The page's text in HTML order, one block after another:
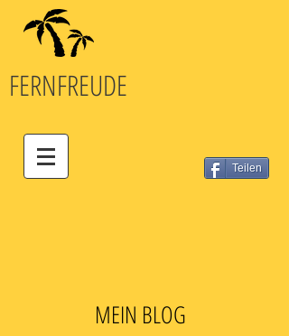
FERNFREUDE
Teilen
MEIN BLOG